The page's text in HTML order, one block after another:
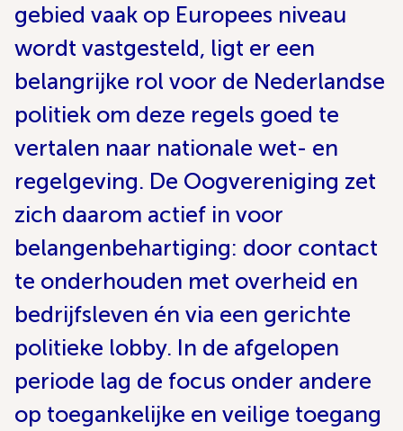
gebied vaak op Europees niveau
wordt vastgesteld, ligt er een
belangrijke rol voor de Nederlandse
politiek om deze regels goed te
vertalen naar nationale wet- en
regelgeving. De Oogvereniging zet
zich daarom actief in voor
belangenbehartiging: door contact
te onderhouden met overheid en
bedrijfsleven én via een gerichte
politieke lobby. In de afgelopen
periode lag de focus onder andere
op toegankelijke en veilige toegang